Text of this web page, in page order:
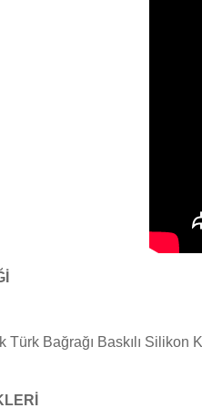
Türk Bağrağı Baskılı Silikon